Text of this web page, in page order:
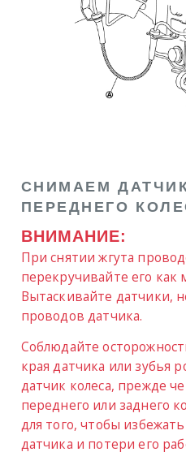
СНИМАЕМ
ПЕРЕДНЕГО
ВНИМАНИЕ:
При снятии жгута
перекручивайте его как
Вытаскивайте датчики,
проводов датчика.
Соблюдайте
края датчика или зубья
датчик колеса, прежде
переднего или заднего
для того, чтобы
датчика и потери его